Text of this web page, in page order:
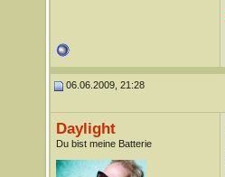
06.06.2009, 21:28
Daylight
Du bist meine Batterie